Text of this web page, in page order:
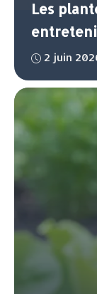
Les
2 juin